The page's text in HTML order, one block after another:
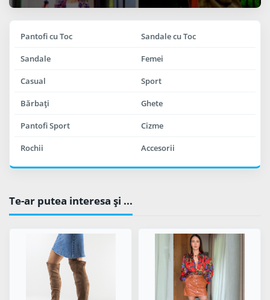
Pantofi cu Toc Sandale cu Toc
Sandale Femei
Casual Sport
Bărbaţi Ghete
Pantofi Sport Cizme
Rochii Accesorii
Te-ar putea interesa şi ...